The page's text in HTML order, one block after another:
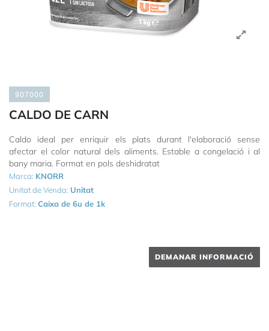
907000
CALDO DE CARN
Caldo ideal per enriquir els plats durant l'elaboració sense
afectar el color natural dels aliments. Estable a congelació i al
bany maria. Format en pols deshidratat
Marca: KNORR
Unitat de Venda: Unitat
Format: Caixa de 6u de 1k
DEMANAR INFORMACIÓ